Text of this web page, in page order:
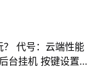
？ 代号：云端性能
台挂机 按键设置